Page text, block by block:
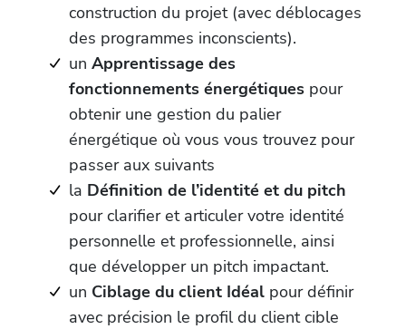
construction du projet (avec déblocages
des programmes inconscients).
un Apprentissage des
fonctionnements énergétiques pour
obtenir une gestion du palier
énergétique où vous vous trouvez pour
passer aux suivants
la Définition de l’identité et du pitch
pour clarifier et articuler votre identité
personnelle et professionnelle, ainsi
que développer un pitch impactant.
un Ciblage du client Idéal pour définir
avec précision le profil du client cible